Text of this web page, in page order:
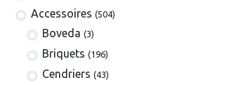
​​​​​​​​​​Accessoires (504)
Boveda (3)
​​​​Briquets (196)
Cendriers (43)